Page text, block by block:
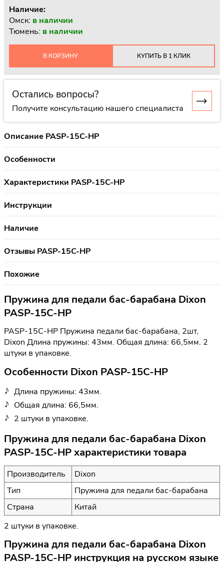
Наличие:
Омск: в наличии
Тюмень: в наличии
В КОРЗИНУ КУПИТЬ В 1 КЛИК
Остались вопросы?
Получите консультацию нашего специалиста
Описание PASP-15C-HP
Особенности
Характеристики PASP-15C-HP
Инструкции
Наличие
Отзывы PASP-15C-HP
Похожие
Пружина для педали бас-барабана Dixon
PASP-15C-HP
PASP-15C-HP Пружина педали бас-барабана, 2шт,
Dixon Длина пружины: 43мм. Общая длина: 66,5мм. 2
штуки в упаковке.
Особенности Dixon PASP-15C-HP
Длина пружины: 43мм.
Общая длина: 66,5мм.
2 штуки в упаковке.
Пружина для педали бас-барабана Dixon
PASP-15C-HP характеристики товара
Производитель
Dixon
Тип
Пружина для педали бас-барабана
Страна
Китай
2 штуки в упаковке.
Пружина для педали бас-барабана Dixon
PASP-15C-HP инструкция на русском языке